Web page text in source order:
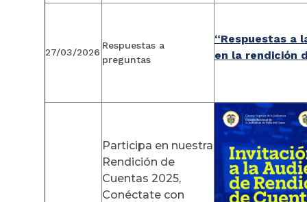
27/03/2026
Respuestas a
preguntas
“Respuestas a
en la rendición
Participa en nuestra
Rendición de
Cuentas 2025,
Conéctate con